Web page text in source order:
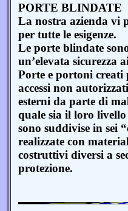
PORTE BLINDATE
La nostra azienda vi
per tutte le esigenze.
Le porte blindate
un’elevata sicurezza
Porte e portoni
accessi non
esterni da parte di
quale sia il loro livello
sono suddivise in sei
realizzate con
costruttivi diversi a
protezione.